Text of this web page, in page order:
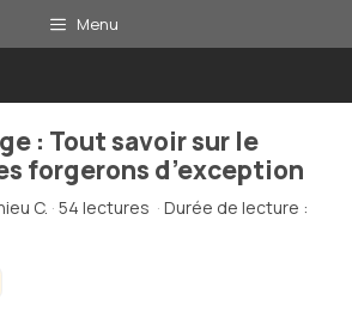
Menu
: Tout savoir sur le
forgerons d’exception
C. · 54 lectures · Durée de lecture :